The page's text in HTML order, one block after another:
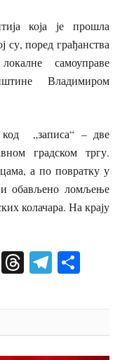
која је прошла
су, поред грађанства
самоуправе
Владимиром
код „записа“ – две
градском тргу.
а по повратку у
и обављено ломљење
колачара. На крају
X Threads